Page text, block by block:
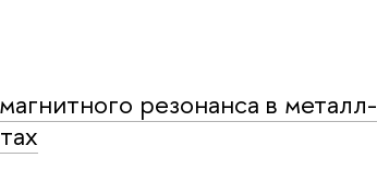
резонанса в металл-